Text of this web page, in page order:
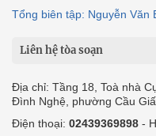
Tổng biên tập: Nguyễn Văn
Liên hệ tòa soạn
Địa chỉ: Tầng 18, Toà nhà
Đình Nghệ, phường Cầu
Điện thoại: 02439369898 -